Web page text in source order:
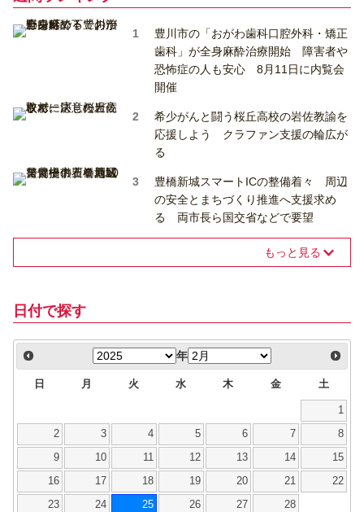
豊川市の「おがわ歯科口腔外科・矯正
歯科」が全身麻酔治療開始 障害者や
恐怖症の人も安心 8月11日に内覧会
開催
希少がんと闘う桜丘高校の岩佐教諭を
応援しよう クラファン支援の輪広が
る
豊橋新城スマートICの整備着々 周辺
の安全とまちづくり推進へ支援求め
る 両市長ら国交省などで要望
もっと見る
日付で探す
年
日 月 火 水 木 金 土
1
2 3 4 5 6 7 8
9 10 11 12 13 14 15
16 17 18 19 20 21 22
23 24 25 26 27 28